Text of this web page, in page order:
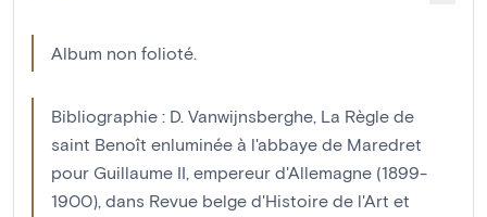
Album non folioté.
Bibliographie : D. Vanwijnsberghe, La Règle de
saint Benoît enluminée à l'abbaye de Maredret
pour Guillaume II, empereur d'Allemagne (1899-
1900), dans Revue belge d'Histoire de l'Art et